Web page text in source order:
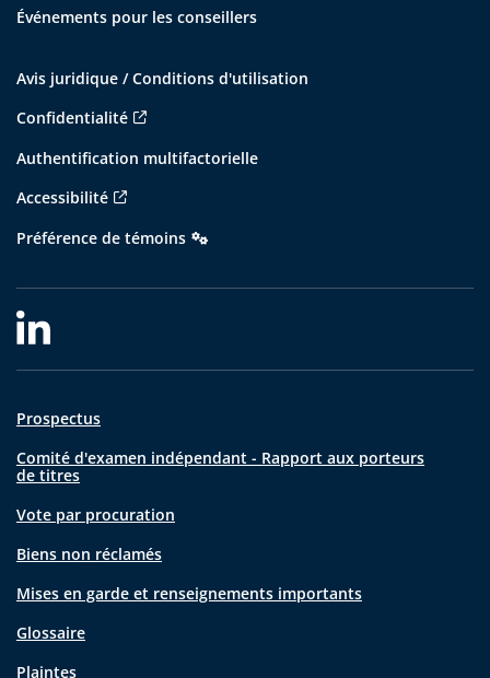
Événements pour les conseillers
Avis juridique / Conditions d'utilisation
Confidentialité
Authentification multifactorielle
Accessibilité
Préférence de témoins
Prospectus
Comité d'examen indépendant - Rapport aux porteurs
de titres
Vote par procuration
Biens non réclamés
Mises en garde et renseignements importants
Glossaire
Plaintes